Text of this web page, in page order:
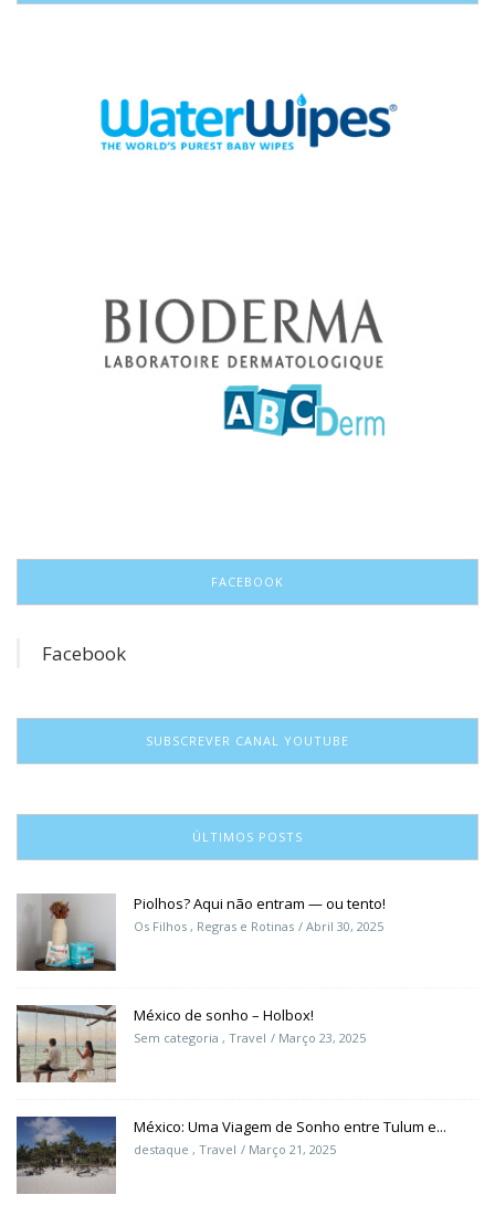
FACEBOOK
Facebook
SUBSCREVER CANAL YOUTUBE
ÚLTIMOS POSTS
Piolhos? Aqui não entram — ou tento!
Os Filhos , Regras e Rotinas Abril 30, 2025
México de sonho – Holbox!
Sem categoria , Travel Março 23, 2025
México: Uma Viagem de Sonho entre Tulum e...
destaque , Travel Março 21, 2025